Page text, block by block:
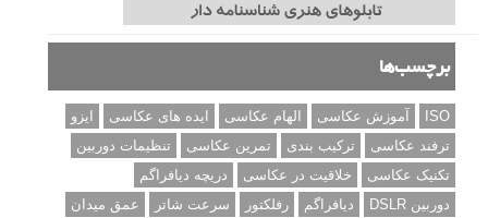
برچسب‌ها
ISO آموزش عکاسی الهام عکاسی ایده های عکاسی
ایزو
ترفند عکاسی
ترکیب بندی تمرین عکاسی
تنظیمات دوربین
تکنیک عکاسی
خلاقیت در عکاسی
دریچه دیافراگم
دوربین DSLR
دیافراگم رفلکتور سرعت شاتر
عمق میدان